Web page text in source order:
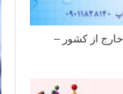
سوال ۲۱۲ شیمی کنکور ریاضی ۱۴۰۰ خارج از کشور –